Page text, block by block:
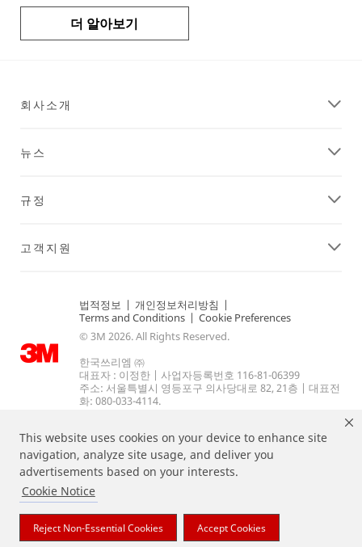
This website uses cookies on your device to enhance site
navigation, analyze site usage, and deliver you
advertisements based on your interests.
Cookie Notice
Reject Non-Essential Cookies Accept Cookies
더 알아보기
회사소개
뉴스
규정
고객지원
법적정보 | 개인정보처리방침 |
Terms and Conditions | Cookie Preferences
© 3M 2026. All Rights Reserved.
한국쓰리엠 ㈜
대표자 : 이정한 | 사업자등록번호 116-81-06399
주소: 서울특별시 영등포구 의사당대로 82, 21층 | 대표전
화: 080-033-4114.
상기 열거된 브랜드는 3M의 상표입니다.